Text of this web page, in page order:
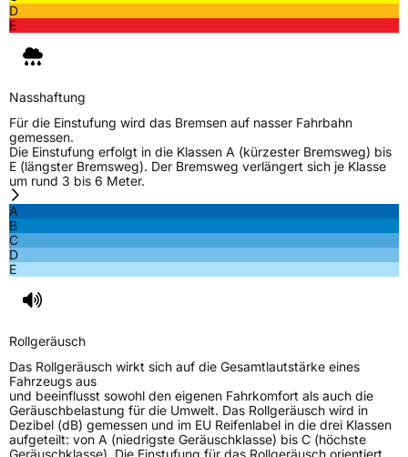
EU Label
Effizienz
Nasshaftung
Rollgeräusch (Klasse)
Rollgeräusch (dB)73
FahrzeugklasseC1
3PMSF / Schneeflockensymbol / Alpine-SymbolJa
EPREL ID
Allgemeine Produktsicherheit (GPSR)
HerstellerkontaktApollo Tyres NL B.V., Ir. E.L.C. Schiffstraat
www.apollotyres.com
D
E
Nasshaftung
Für die Einstufung wird das Bremsen auf nasser Fahrbahn
gemessen.
Die Einstufung erfolgt in die Klassen A (kürzester Bremsweg) bis
E (längster Bremsweg). Der Bremsweg verlängert sich je Klasse
um rund 3 bis 6 Meter.
A
B
C
D
E
Rollgeräusch
Das Rollgeräusch wirkt sich auf die Gesamtlautstärke eines
Fahrzeugs aus
und beeinflusst sowohl den eigenen Fahrkomfort als auch die
Geräuschbelastung für die Umwelt. Das Rollgeräusch wird in
Dezibel (dB) gemessen und im EU Reifenlabel in die drei Klassen
aufgeteilt: von A (niedrigste Geräuschklasse) bis C (höchste